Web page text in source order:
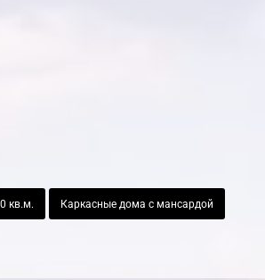
кв.м. Каркасные дома с мансардой